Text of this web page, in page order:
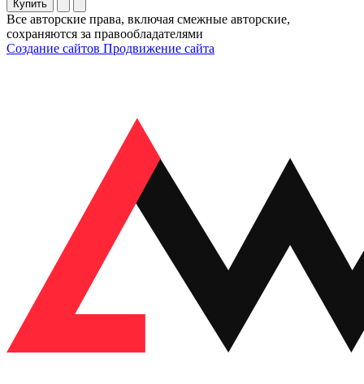
Купить
Все авторские права, включая смежные авторские,
сохраняются за правообладателями
Создание сайтов Продвижение сайта